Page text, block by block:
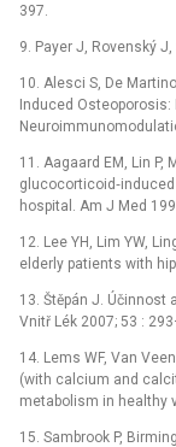
397.
9. Payer J, Rovenský
10. Alesci S, De
Induced
11. Aagaard EM, Lin P,
hospital. Am J Med
12. Lee YH, Lim YW,
elderly patients with
13. Štěpán J. Účinnost
Vnitř Lék 2007; 53 :
14. Lems WF, Van
(with calcium and
metabolism in healthy
15. Sambrook P,